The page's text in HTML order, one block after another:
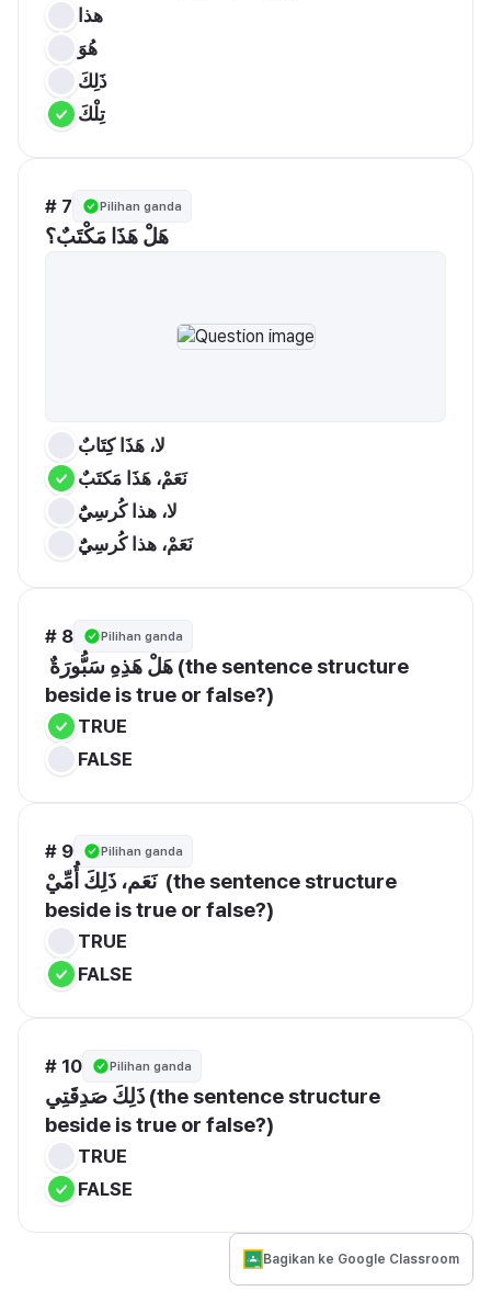
هذا
هُوَ
ذَلِكَ
تِلْكَ
# 7 Pilihan ganda
هَلْ هَذَا مَكْتَبٌ؟
لا، هَذَا كِتَابٌ
نَعَمْ، هَذَا مَكتَبٌ
لا، هذا كُرسِيٌَ
نَعَمْ، هذا كُرسِيٌَ
# 8 Pilihan ganda
beside is true or false?)
TRUE
FALSE
# 9 Pilihan ganda
نَعَم، ذَلِكَ أُمِّيْ  (the sentence structure
beside is true or false?)
TRUE
FALSE
# 10 Pilihan ganda
ذَلِكَ صَدِقَتِي (the sentence structure
beside is true or false?)
TRUE
FALSE
Bagikan ke Google Classroom